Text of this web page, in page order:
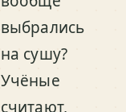
выбрались
на сушу?
Учёные
считают,